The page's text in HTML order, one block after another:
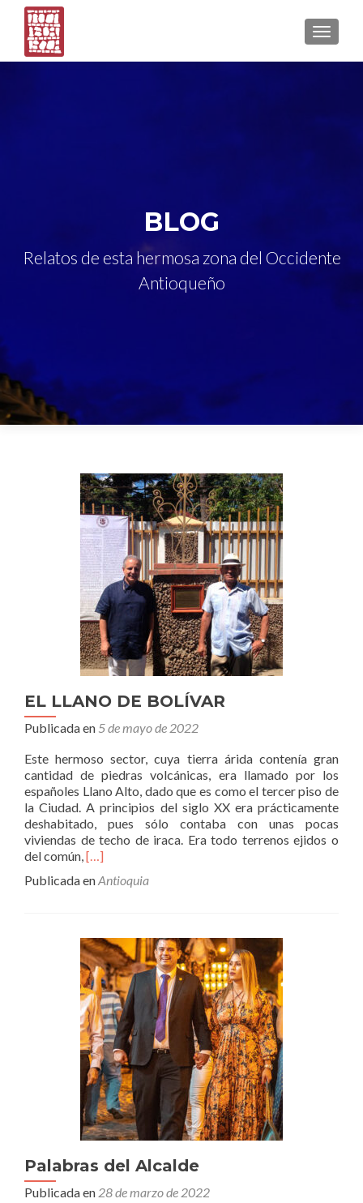
BLOG
Relatos de esta hermosa zona del Occidente
Antioqueño
EL LLANO DE BOLÍVAR
Publicada en 5 de mayo de 2022
Este hermoso sector, cuya tierra árida contenía gran
cantidad de piedras volcánicas, era llamado por los
españoles Llano Alto, dado que es como el tercer piso de
la Ciudad. A principios del siglo XX era prácticamente
deshabitado, pues sólo contaba con unas pocas
viviendas de techo de iraca. Era todo terrenos ejidos o
del común,Leer
LLANO
[…]
Publicada enAntioquia
Palabras del Alcalde
Publicada en 28 de marzo de 2022
Navegación
entradas